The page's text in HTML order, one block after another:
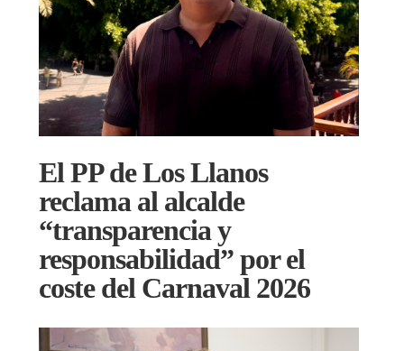
El PP de Los Llanos
reclama al alcalde
“transparencia y
responsabilidad” por el
coste del Carnaval 2026